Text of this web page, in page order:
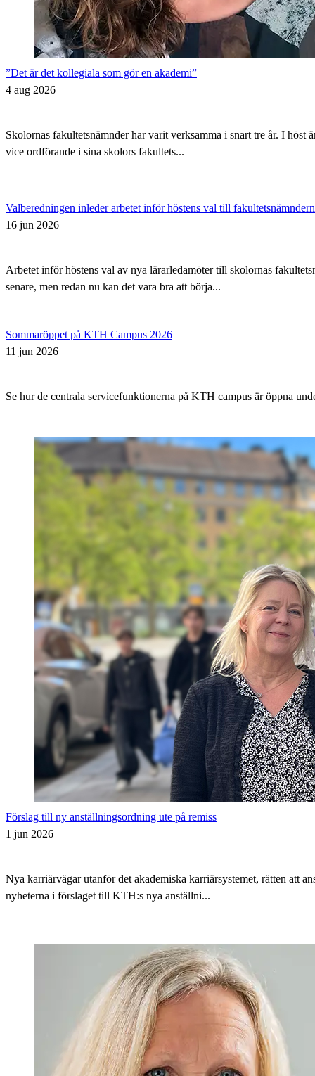
”Det är det kollegiala som gör en akademi”
4 aug 2026
Skolornas fakultetsnämnder har varit verksamma i snart tre år. I
vice ordförande i sina skolors fakultets...
Valberedningen inleder arbetet inför höstens val till
16 jun 2026
Arbetet inför höstens val av nya lärarledamöter till skolornas
senare, men redan nu kan det vara bra att börja...
Sommaröppet på KTH Campus 2026
11 jun 2026
Se hur de centrala servicefunktionerna på KTH campus är öppna
Förslag till ny anställningsordning ute på remiss
1 jun 2026
Nya karriärvägar utanför det akademiska karriärsystemet, rätten att
nyheterna i förslaget till KTH:s nya anställni...